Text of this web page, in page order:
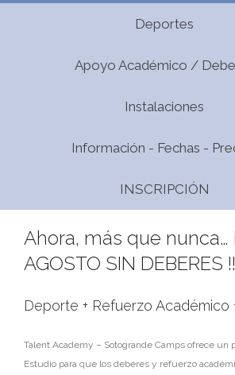
Deportes
Apoyo Académico /
Instalaciones
Información - Fechas -
INSCRIPCIÓN
Ahora, más que nunca…
AGOSTO SIN DEBERES !!
Deporte + Refuerzo Académico
Talent Academy – Sotogrande Camps ofrece un
Estudio para que los deberes y refuerzo